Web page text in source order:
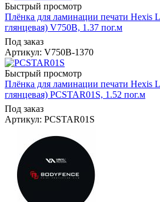
Быстрый просмотр
Плёнка для ламинации печати Hexis
глянцевая) V750B, 1.37 пог.м
Под заказ
Артикул: V750B-1370
Быстрый просмотр
Плёнка для ламинации печати Hexis
глянцевая) PCSTAR01S, 1.52 пог.м
Под заказ
Артикул: PCSTAR01S